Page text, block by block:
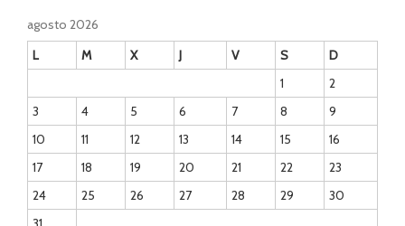
agosto 2026
L
M X J V S
D
1
2
3
4 5 6 7 8
9
10
11 12 13 14 15
16
17
18 19 20 21 22
23
24
25 26 27 28 29
30